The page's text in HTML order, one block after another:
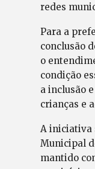
redes
Para a
conclusão
o
condição
a inclusão
crianças e
A iniciativa
Municipal
mantido